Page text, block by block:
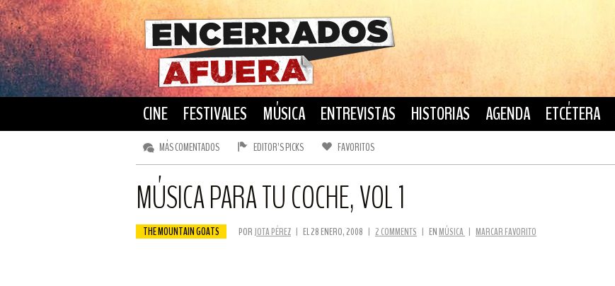
CINE FESTIVALES MÚSICA ENTREVISTAS HISTORIAS AGENDA ETCÉTERA
MÁS COMENTADOS EDITOR’S PICKS FAVORITOS
MÚSICA PARA TU COCHE, VOL 1
THE MOUNTAIN GOATS POR JOTA PÉREZ | EL 28 ENERO, 2008 | 2 COMMENTS | EN MÚSICA | MARCAR FAVORITO